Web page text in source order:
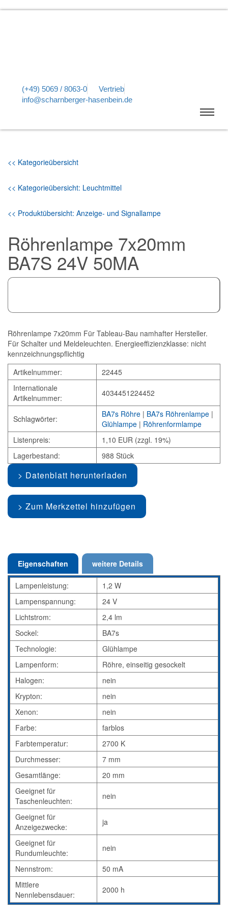
(+49) 5069 / 8063-0
Vertrieb
info@scharnberger-hasenbein.de
<< Kategorieübersicht
<< Kategorieübersicht: Leuchtmittel
<< Produktübersicht: Anzeige- und Signallampe
Röhrenlampe 7x20mm
BA7S 24V 50MA
Röhrenlampe 7x20mm Für Tableau-Bau namhafter Hersteller.
Für Schalter und Meldeleuchten. Energieeffizienzklasse: nicht
kennzeichnungspflichtig
Artikelnummer:
22445
Internationale
Artikelnummer:
4034451224452
Schlagwörter: BA7s Röhre | BA7s Röhrenlampe |
Glühlampe | Röhrenformlampe
Listenpreis:
1,10 EUR (zzgl. 19%)
Lagerbestand:
988 Stück
Datenblatt herunterladen
Zum Merkzettel hinzufügen
Eigenschaften weitere Details
Lampenleistung:
1,2 W
Lampenspannung:
24 V
Lichtstrom:
2,4 lm
Sockel:
BA7s
Technologie:
Glühlampe
Lampenform:
Röhre, einseitig gesockelt
Halogen:
nein
Krypton:
nein
Xenon:
nein
Farbe:
farblos
Farbtemperatur:
2700 K
Durchmesser:
7 mm
Gesamtlänge:
20 mm
Geeignet für
Taschenleuchten:
nein
Geeignet für
Anzeigezwecke:
ja
Geeignet für
Rundumleuchte:
nein
Nennstrom:
50 mA
Mittlere
Nennlebensdauer:
2000 h